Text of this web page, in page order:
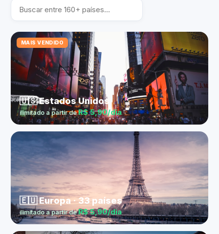
MAIS VENDIDO
🇺🇸 Estados Unidos
ilimitado a partir deR$ 5,90/dia
🇪🇺 Europa · 33 países
ilimitado a partir deR$ 5,90/dia